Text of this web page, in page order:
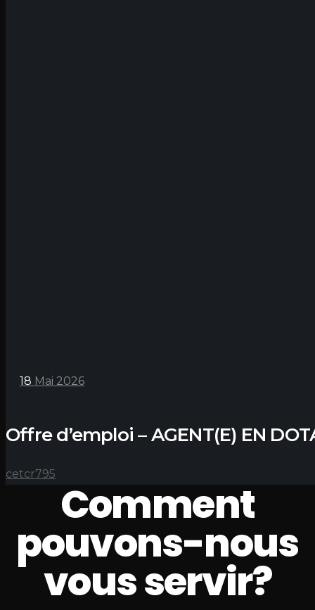
18 Mai 2026
Offre d’emploi – AGENT(E) EN
cetcr795
Comment
pouvons-nous
vous servir?